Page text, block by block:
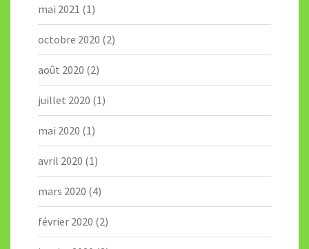
mai 2021 (1)
octobre 2020 (2)
août 2020 (2)
juillet 2020 (1)
mai 2020 (1)
avril 2020 (1)
mars 2020 (4)
février 2020 (2)